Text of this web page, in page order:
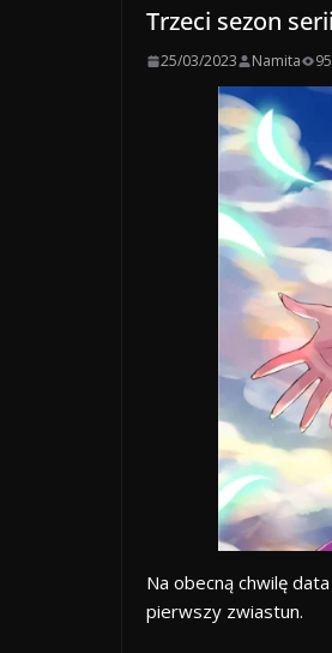
Trzeci sezon
25/03/2023 Namita
Na obecną chwilę
pierwszy zwiastun.